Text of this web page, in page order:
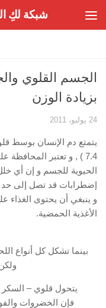
شبكة لكِ
الجسم القلوي
بزيادة الوزن
24 يوليو، 2011
7.4 ) , و تعتبر
الحيوية للجسم و إن أي
إضطرابات قد تصل إلى حد
الأغذية الحمضية.
بينما تشكل كل أنواع
يتحول قلوي – السكر
فإن الخضروات